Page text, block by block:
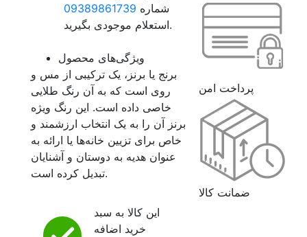
شماره 09389861739
استعلام موجودی بگیرید.
ویژگی‌های محصول
برنج یا برنز، یک ترکیبی از مس و
روی است که به آن رنگ طلایی
خاصی داده است. این رنگ ویژه
برنز آن را به یک انتخاب ارزشمند و
خاص برای تزیین خانه‌ها یا ارائه به
عنوان هدیه به دوستان و آشنایان
تبدیل کرده است.
این کالا به سبد
خرید اضافه
پرداخت امن
ضمانت کالا